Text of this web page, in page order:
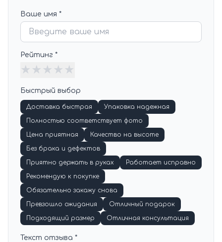
Ваше имя *
Рейтинг *
★ ★ ★ ★ ★
Быстрый выбор
Доставка быстрая
Упаковка надежная
Полностью соответствует фото
Цена приятная
Качество на высоте
Без брака и дефектов
Приятно держать в руках
Работает исправно
Рекомендую к покупке
Обязательно закажу снова
Превзошло ожидания
Отличный подарок
Подходящий размер
Отличная консультация
Текст отзыва *